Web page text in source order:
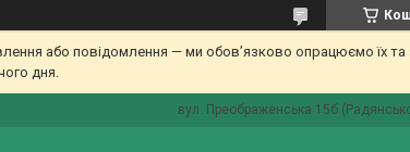
або повідомлення — ми обов’язково опрацюємо їх та
дня.
вул. Преображенська 15б